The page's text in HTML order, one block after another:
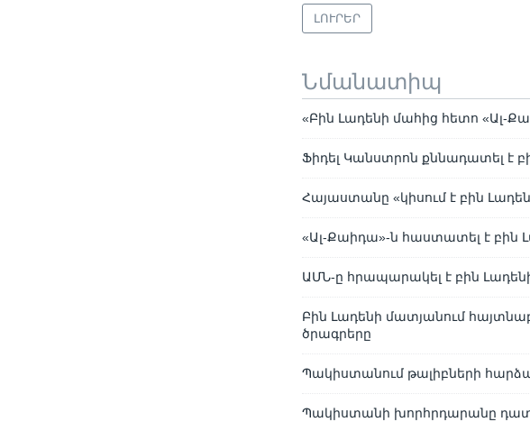
ԼՈՒՐԵՐ
Նմանատիպ
«Բին Լադենի մահից հետո «Ալ-
Ֆիդել Կանստրոն քննադատել է
Հայաստանը «կիսում է բին
«Ալ-Քաիդա»-ն հաստատել է
ԱՄՆ-ը հրապարակել է բին
Բին Լադենի մատյանում
ծրագրերը
Պակիստանում թալիբների
Պակիստանի խորհրդարանը